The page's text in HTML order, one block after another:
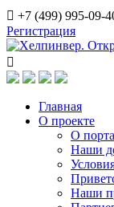
+7 (499) 995-09-
Регистрация
Главная
О проекте
О
Наши
Наши